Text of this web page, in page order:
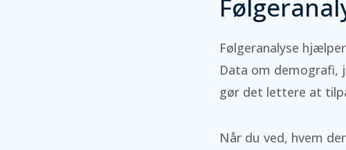
Følgeranalyse
Data om demografi,
gør det lettere at
Når du ved, hvem